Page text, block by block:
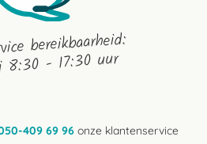
bereikbaarheid:
- 17:30 uur
409 69 96 onze klantenservice